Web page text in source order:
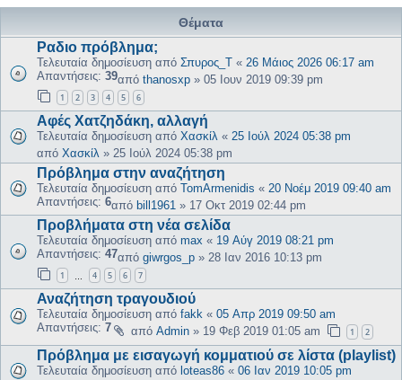
Θέματα
Ραδιο πρόβλημα;
Τελευταία δημοσίευση από Σπυρος_Τ « 26 Μάιος 2026 06:17 am
Απαντήσεις: 39από thanosxp » 05 Ιουν 2019 09:39 pm
1 2 3 4 5 6
Αφές Χατζηδάκη, αλλαγή
Τελευταία δημοσίευση από Χασκίλ « 25 Ιούλ 2024 05:38 pm
από Χασκίλ » 25 Ιούλ 2024 05:38 pm
Πρόβλημα στην αναζήτηση
Τελευταία δημοσίευση από TomArmenidis « 20 Νοέμ 2019 09:40 am
Απαντήσεις: 6από bill1961 » 17 Οκτ 2019 02:44 pm
Προβλήματα στη νέα σελίδα
Τελευταία δημοσίευση από max « 19 Αύγ 2019 08:21 pm
Απαντήσεις: 47από giwrgos_p » 28 Ιαν 2016 10:13 pm
1 4 5 6 7
Αναζήτηση τραγουδιού
Τελευταία δημοσίευση από fakk « 05 Απρ 2019 09:50 am
Απαντήσεις: 7 από Admin » 19 Φεβ 2019 01:05 am 1 2
Πρόβλημα με εισαγωγή κομματιού σε λίστα (playlist)
Τελευταία δημοσίευση από loteas86 « 06 Ιαν 2019 10:05 pm